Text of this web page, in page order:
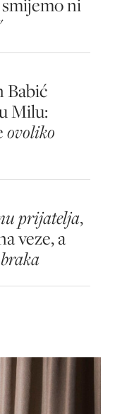
ni
Babić
Milu:
ovoliko
prijatelja,
veze, a